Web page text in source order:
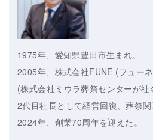
1975年、愛知県豊田市生まれ。
2005年、株式会社FUNE (フュー
(株式会社ミウラ葬祭センターが社
2代目社長として経営回復、葬祭関
2024年、創業70周年を迎えた。